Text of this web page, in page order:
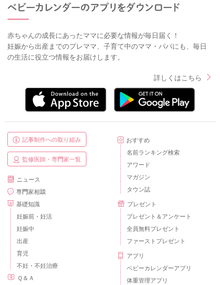
赤ちゃんの成長にあったママに必要な情報が毎日届く！
妊娠から出産までのプレママ、子育て中のママ・パパにも、毎日
の生活に役立つ情報をお届けします。
詳しくはこちら
記事制作への取り組み
監修医師・専門家一覧
ニュース
専門家相談
基礎知識
妊娠前・妊活
妊娠中
出産
育児
不妊・不妊治療
Ｑ＆Ａ
おすすめ
名前ランキング検索
アワード
マガジン
タウン誌
プレゼント
プレゼント＆アンケート
全員無料プレゼント
ファーストプレゼント
アプリ
ベビーカレンダーアプリ
体重管理アプリ